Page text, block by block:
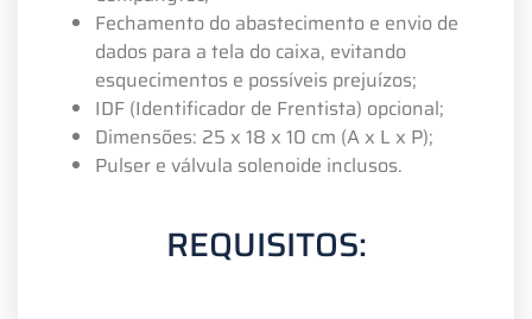
Fechamento do abastecimento e envio de
dados para a tela do caixa, evitando
esquecimentos e possíveis prejuízos;
IDF (Identificador de Frentista) opcional;
Dimensões: 25 x 18 x 10 cm (A x L x P);
Pulser e válvula solenoide inclusos.
REQUISITOS: